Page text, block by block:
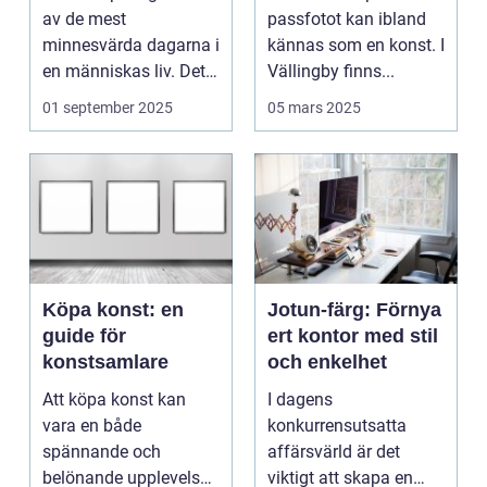
av de mest
minnesvärda dagarna i
en människas liv. Det
&aum...
01 september 2025
passfotot kan ibland
kännas som en konst. I
Vällingby finns...
05 mars 2025
Köpa konst: en
guide för
konstsamlare
Att köpa konst kan
vara en både
spännande och
belönande upplevelse.
Jotun-färg: Förnya
ert kontor med stil
och enkelhet
I dagens
konkurrensutsatta
affärsvärld är det
viktigt att skapa en